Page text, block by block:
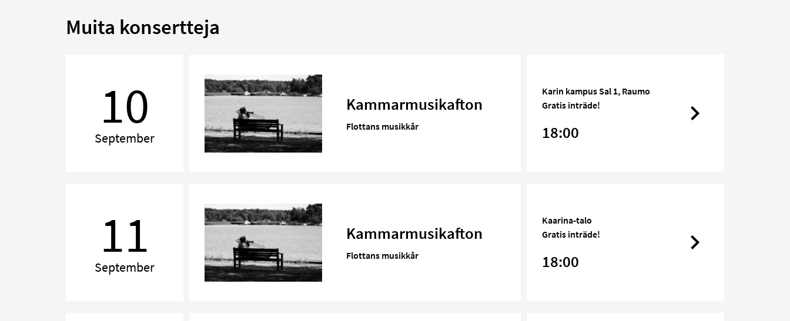
Muita konsertteja
10
September
Kammarmusikafton
Flottans musikkår
Karin kampus Sal 1, Raumo
Gratis inträde!
18:00
11
September
Kammarmusikafton
Flottans musikkår
Kaarina-talo
Gratis inträde!
18:00